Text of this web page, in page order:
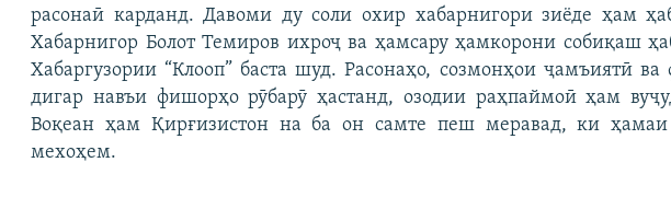
расонаӣ карданд. Давоми ду соли охир хабарнигори зиёде ҳам
Хабарнигор Болот Темиров ихроҷ ва ҳамсару ҳамкорони собиқаш
Хабаргузории “Клооп” баста шуд. Расонаҳо, созмонҳои ҷамъиятӣ ва
дигар навъи фишорҳо рӯбарӯ ҳастанд, озодии раҳпаймоӣ ҳам
Воқеан ҳам Қирғизистон на ба он самте пеш меравад, ки
мехоҳем.